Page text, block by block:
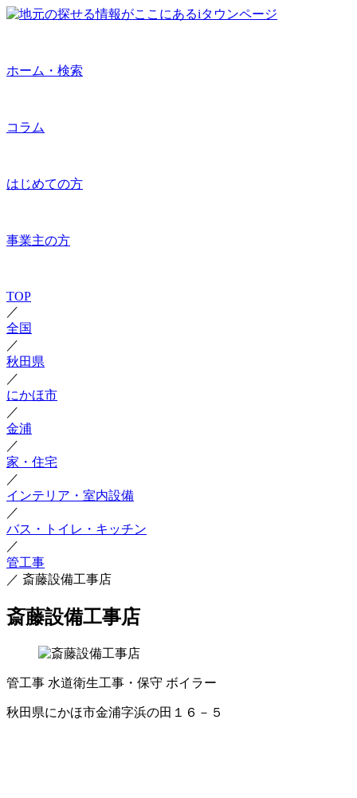
ホーム・検索
コラム
はじめての方
事業主の方
TOP
／
全国
／
秋田県
／
にかほ市
／
金浦
／
家・住宅
／
インテリア・室内設備
／
バス・トイレ・キッチン
／
管工事
／ 斎藤設備工事店
斎藤設備工事店
管工事 水道衛生工事・保守 ボイラー
秋田県にかほ市金浦字浜の田１６－５